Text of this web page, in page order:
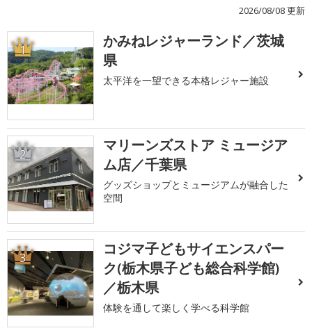
2026/08/08 更新
1
かみねレジャーランド／茨城
県
太平洋を一望できる本格レジャー施設
2
マリーンズストア ミュージア
ム店／千葉県
グッズショップとミュージアムが融合した
空間
3
コジマ子どもサイエンスパー
ク(栃木県子ども総合科学館)
／栃木県
体験を通して楽しく学べる科学館